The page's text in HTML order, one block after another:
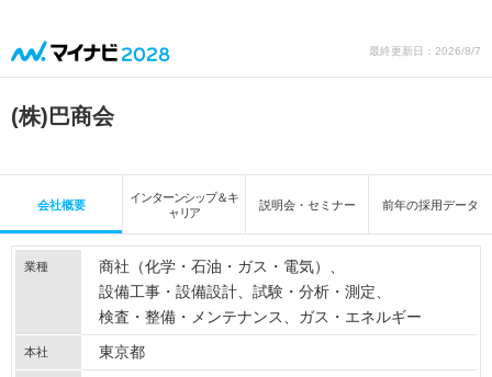
最終更新日：2026/8/7
(株)巴商会
会社概要
インターンシップ＆キ
ャリア
説明会・セミナー 前年の採用データ
業種
商社（化学・石油・ガス・電気）
設備工事・設備設計
試験・分析・測定
検査・整備・メンテナンス
ガス・エネルギー
本社 東京都